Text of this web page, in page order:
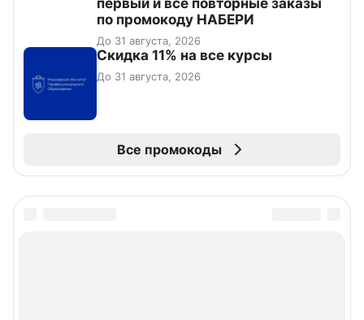
по промокоду НАБЕРИ
До 31 августа, 2026
Скидка 11% на все курсы
До 31 августа, 2026
Все промокоды